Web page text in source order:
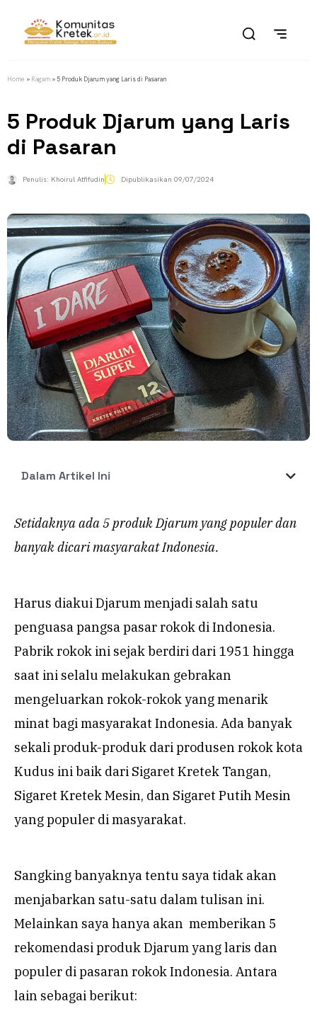
Home » Ragam »5 Produk Djarum yang Laris di Pasaran
5 Produk Djarum yang Laris
di Pasaran
Penulis: Khoirul Atfifudin Dipublikasikan 09/07/2024
Dalam Artikel Ini
Setidaknya ada 5 produk Djarum yang populer dan
banyak dicari masyarakat Indonesia.
Harus diakui Djarum menjadi salah satu
penguasa pangsa pasar rokok di Indonesia.
Pabrik rokok ini sejak berdiri dari 1951 hingga
saat ini selalu melakukan gebrakan
mengeluarkan rokok-rokok yang menarik
minat bagi masyarakat Indonesia. Ada banyak
sekali produk-produk dari produsen rokok kota
Kudus ini baik dari Sigaret Kretek Tangan,
Sigaret Kretek Mesin, dan Sigaret Putih Mesin
yang populer di masyarakat.
Sangking banyaknya tentu saya tidak akan
menjabarkan satu-satu dalam tulisan ini.
Melainkan saya hanya akan memberikan 5
rekomendasi produk Djarum yang laris dan
populer di pasaran rokok Indonesia. Antara
lain sebagai berikut: